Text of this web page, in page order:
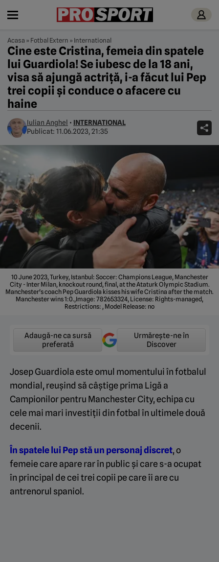
Acasa » Fotbal Extern » International
Cine este Cristina, femeia din spatele
lui Guardiola! Se iubesc de la 18 ani,
visa să ajungă actriță, i-a făcut lui Pep
trei copii și conduce o afacere cu
haine
Iulian Anghel • INTERNATIONAL
Publicat: 11.06.2023, 21:35
10 June 2023, Turkey, Istanbul: Soccer: Champions League, Manchester
City - Inter Milan, knockout round, final, at the Ataturk Olympic Stadium.
Manchester's coach Pep Guardiola kisses his wife Cristina after the match.
Manchester wins 1:0.,Image: 782653324, License: Rights-managed,
Restrictions: , Model Release: no
Adaugă-ne ca sursă
preferată
Urmărește-ne în
Discover
Josep Guardiola este omul momentului în fotbalul
mondial, reușind să câștige prima Ligă a
Campionilor pentru Manchester City, echipa cu
cele mai mari investiții din fotbal în ultimele două
decenii.
În spatele lui Pep stă un personaj discret, o
femeie care apare rar în public și care s-a ocupat
în principal de cei trei copii pe care îi are cu
antrenorul spaniol.